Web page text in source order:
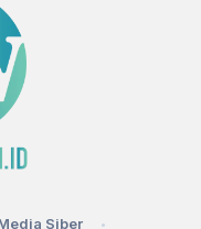
Siber